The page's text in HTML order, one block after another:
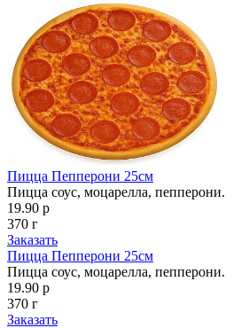
Пицца Пепперони 25см
Пицца соус, моцарелла, пепперони.
19.90 р
370 г
Заказать
Пицца Пепперони 25см
Пицца соус, моцарелла, пепперони.
19.90 р
370 г
Заказать